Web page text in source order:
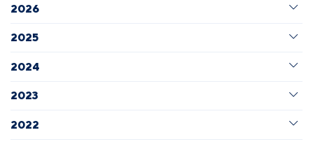
2026
2025
2024
2023
2022